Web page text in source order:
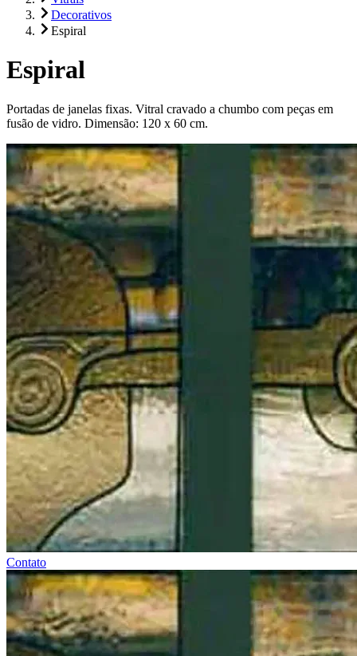
Decorativos
Espiral
Espiral
Portadas de janelas fixas. Vitral cravado a chumbo com peças em
fusão de vidro. Dimensão: 120 x 60 cm.
Contato